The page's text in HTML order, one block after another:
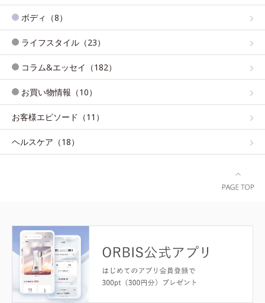
ボディ（8）
ライフスタイル（23）
コラム&エッセイ（182）
お買い物情報（10）
お客様エピソード（11）
ヘルスケア（18）